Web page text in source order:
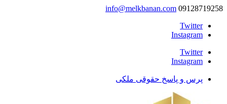
09128719258
info@melkbanan.com
Twitter
Instagram
Twitter
Instagram
پرس و پاسخ حقوقی ملکی